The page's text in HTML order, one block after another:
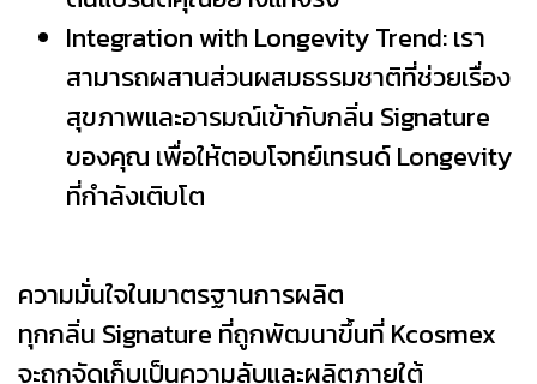
Integration with Longevity Trend: เรา
สามารถผสานส่วนผสมธรรมชาติที่ช่วยเรื่อง
สุขภาพและอารมณ์เข้ากับกลิ่น Signature
ของคุณ เพื่อให้ตอบโจทย์เทรนด์ Longevity
ที่กำลังเติบโต
ความมั่นใจในมาตรฐานการผลิต
ทุกกลิ่น Signature ที่ถูกพัฒนาขึ้นที่ Kcosmex
จะถูกจัดเก็บเป็นความลับและผลิตภายใต้